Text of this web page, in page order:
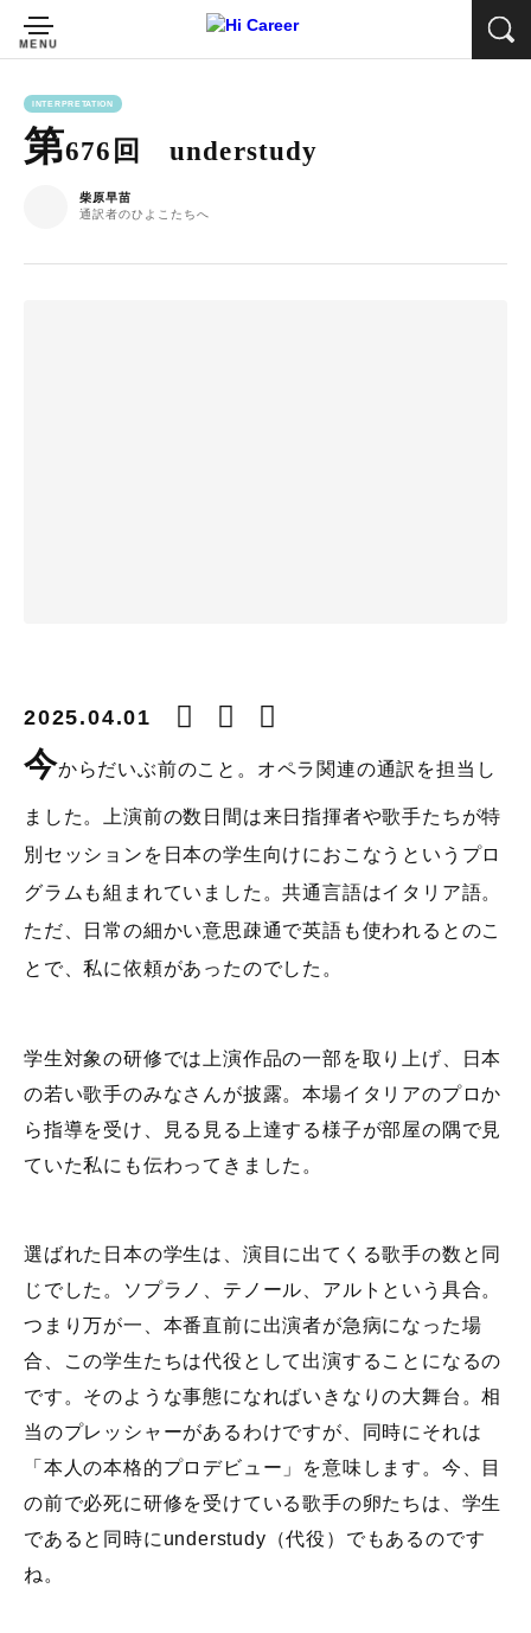
INTERPRETATION
第676回 understudy
柴原早苗
通訳者のひよこたちへ
2025.04.01
今からだいぶ前のこと。オペラ関連の通訳を担当し
ました。上演前の数日間は来日指揮者や歌手たちが特
別セッションを日本の学生向けにおこなうというプロ
グラムも組まれていました。共通言語はイタリア語。
ただ、日常の細かい意思疎通で英語も使われるとのこ
とで、私に依頼があったのでした。
学生対象の研修では上演作品の一部を取り上げ、日本
の若い歌手のみなさんが披露。本場イタリアのプロか
ら指導を受け、見る見る上達する様子が部屋の隅で見
ていた私にも伝わってきました。
選ばれた日本の学生は、演目に出てくる歌手の数と同
じでした。ソプラノ、テノール、アルトという具合。
つまり万が一、本番直前に出演者が急病になった場
合、この学生たちは代役として出演することになるの
です。そのような事態になればいきなりの大舞台。相
当のプレッシャーがあるわけですが、同時にそれは
「本人の本格的プロデビュー」を意味します。今、目
の前で必死に研修を受けている歌手の卵たちは、学生
であると同時にunderstudy（代役）でもあるのです
ね。